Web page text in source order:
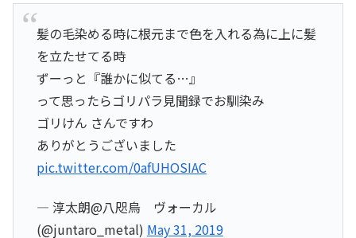
髪の毛染める時に根元まで色を入れる為に上に髪
を立たせてる時
ずーっと『誰かに似てる…』
って思ったらゴリパラ見聞録でお馴染み
ゴリけん さんですわ
ありがとうございました
pic.twitter.com/0afUHOSIAC
— 淳太朗@八咫烏 ヴォーカル
(@juntaro_metal) May 31, 2019